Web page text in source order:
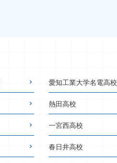
愛知工業大学名電高校
熱田高校
一宮西高校
春日井高校